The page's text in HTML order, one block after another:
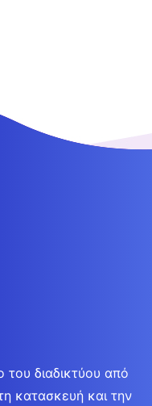
διαδικτύου από
κατασκευή και την